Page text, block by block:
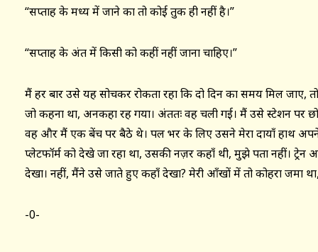
“सप्ताह के मध्य में जाने का तो कोई तुक ही नहीं है।”
“सप्ताह के अंत में किसी को कहीं नहीं जाना चाहिए।”
मैं हर बार उसे यह सोचकर रोकता रहा कि दो दिन का समय मिल जाए,
जो कहना था, अनकहा रह गया। अंततः वह चली गई। मैं उसे स्टेशन पर
वह और मैं एक बेंच पर बैठे थे। पल भर के लिए उसने मेरा दायाँ हाथ
प्लेटफॉर्म को देखे जा रहा था, उसकी नज़र कहाँ थी, मुझे पता नहीं।
देखा। नहीं, मैंने उसे जाते हुए कहाँ देखा? मेरी आँखों में तो कोहरा जमा
-0-